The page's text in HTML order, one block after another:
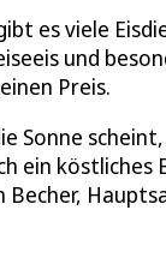
es viele
und
Preis.
Sonne
ein köstliches